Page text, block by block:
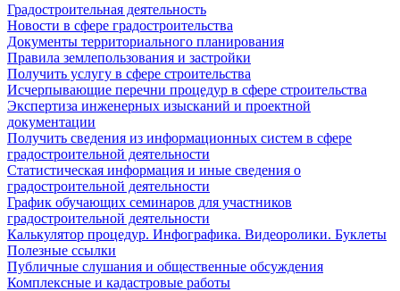
Градостроительная деятельность
Новости в сфере градостроительства
Документы территориального планирования
Правила землепользования и застройки
Получить услугу в сфере строительства
Исчерпывающие перечни процедур в сфере строительства
Экспертиза инженерных изысканий и проектной
документации
Получить сведения из информационных систем в сфере
градостроительной деятельности
Статистическая информация и иные сведения о
градостроительной деятельности
График обучающих семинаров для участников
градостроительной деятельности
Калькулятор процедур. Инфографика. Видеоролики. Буклеты
Полезные ссылки
Публичные слушания и общественные обсуждения
Комплексные и кадастровые работы